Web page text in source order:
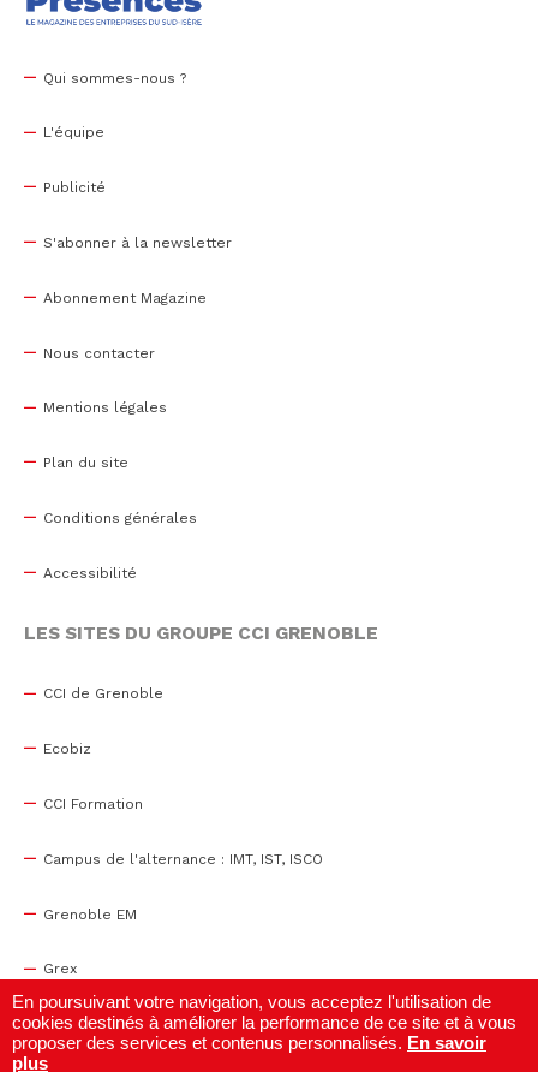
Qui sommes-nous ?
L'équipe
Publicité
S'abonner à la newsletter
Abonnement Magazine
Nous contacter
Mentions légales
Plan du site
Conditions générales
Accessibilité
LES SITES DU GROUPE CCI GRENOBLE
CCI de Grenoble
Ecobiz
CCI Formation
Campus de l'alternance : IMT, IST, ISCO
Grenoble EM
Grex
WTC Grenoble
En poursuivant votre navigation, vous acceptez l'utilisation de
cookies destinés à améliorer la performance de ce site et à vous
proposer des services et contenus personnalisés. En savoir
plus